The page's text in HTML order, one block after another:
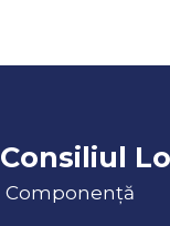
Consiliul
Componență